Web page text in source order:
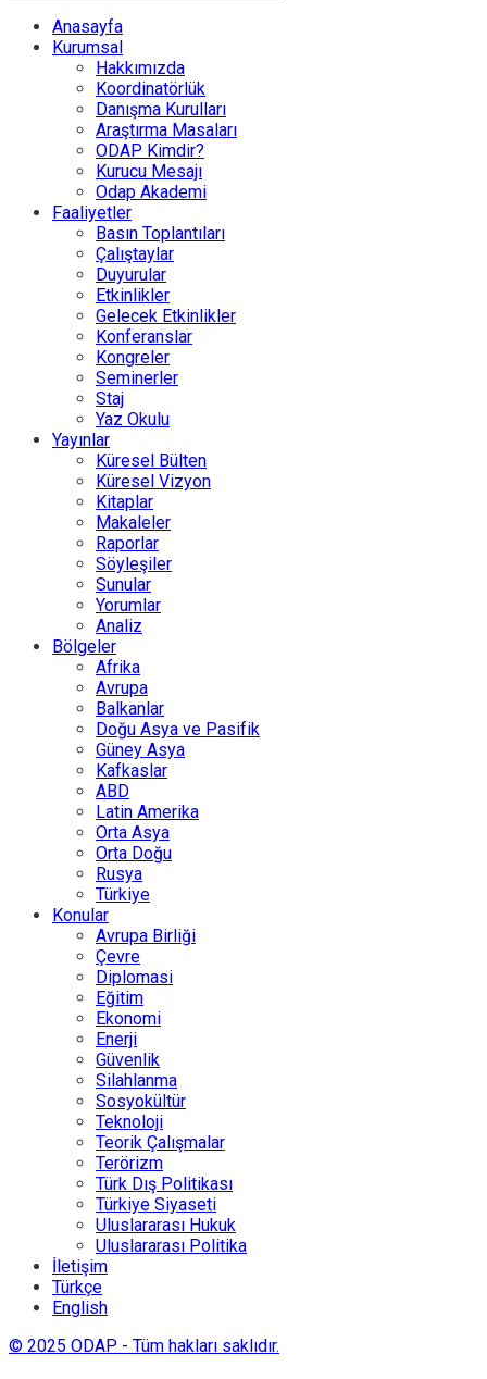
Anasayfa
Kurumsal
Hakkımızda
Koordinatörlük
Danışma Kurulları
Araştırma Masaları
ODAP Kimdir?
Kurucu Mesajı
Odap Akademi
Faaliyetler
Basın Toplantıları
Çalıştaylar
Duyurular
Etkinlikler
Gelecek Etkinlikler
Konferanslar
Kongreler
Seminerler
Staj
Yaz Okulu
Yayınlar
Küresel Bülten
Küresel Vizyon
Kitaplar
Makaleler
Raporlar
Söyleşiler
Sunular
Yorumlar
Analiz
Bölgeler
Afrika
Avrupa
Balkanlar
Doğu Asya ve Pasifik
Güney Asya
Kafkaslar
ABD
Latin Amerika
Orta Asya
Orta Doğu
Rusya
Türkiye
Konular
Avrupa Birliği
Çevre
Diplomasi
Eğitim
Ekonomi
Enerji
Güvenlik
Silahlanma
Sosyokültür
Teknoloji
Teorik Çalışmalar
Terörizm
Türk Dış Politikası
Türkiye Siyaseti
Uluslararası Hukuk
Uluslararası Politika
İletişim
Türkçe
English
© 2025 ODAP - Tüm hakları saklıdır.